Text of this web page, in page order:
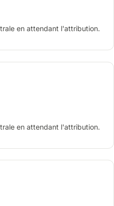
en attendant l'attribution.
en attendant l'attribution.